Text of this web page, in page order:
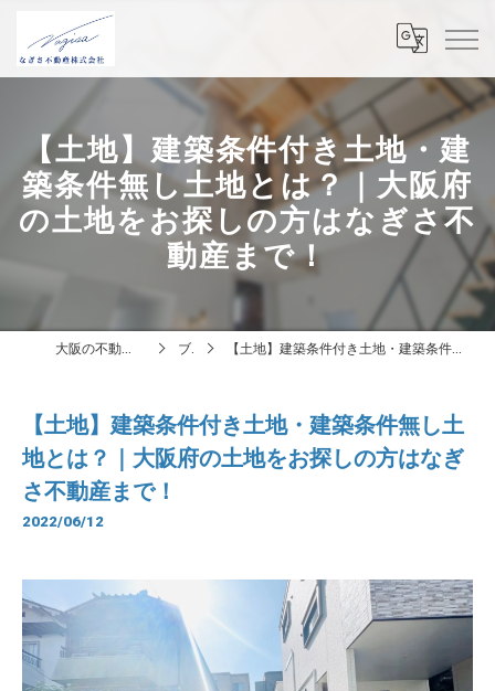
【土地】建築条件付き土地・建
築条件無し土地とは？｜大阪府
の土地をお探しの方はなぎさ不
動産まで！
大阪の不動産はなぎさ不動産株式会社 ブログ 【土地】建築条件付き土地・建築条件無し土地とは？｜大阪府の土地をお探しの方はなぎさ不動産まで！
【土地】建築条件付き土地・建築条件無し土
地とは？｜大阪府の土地をお探しの方はなぎ
さ不動産まで！
2022/06/12